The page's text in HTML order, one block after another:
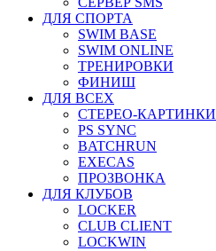
ДЛЯ СПОРТА
SWIM BASE
SWIM ONLINE
ТРЕНИРОВКИ
ФИНИШ
ДЛЯ ВСЕХ
СТЕРЕО-КАРТИНКИ
PS SYNC
BATCHRUN
EXECAS
ПРОЗВОНКА
ДЛЯ КЛУБОВ
LOCKER
CLUB CLIENT
LOCKWIN